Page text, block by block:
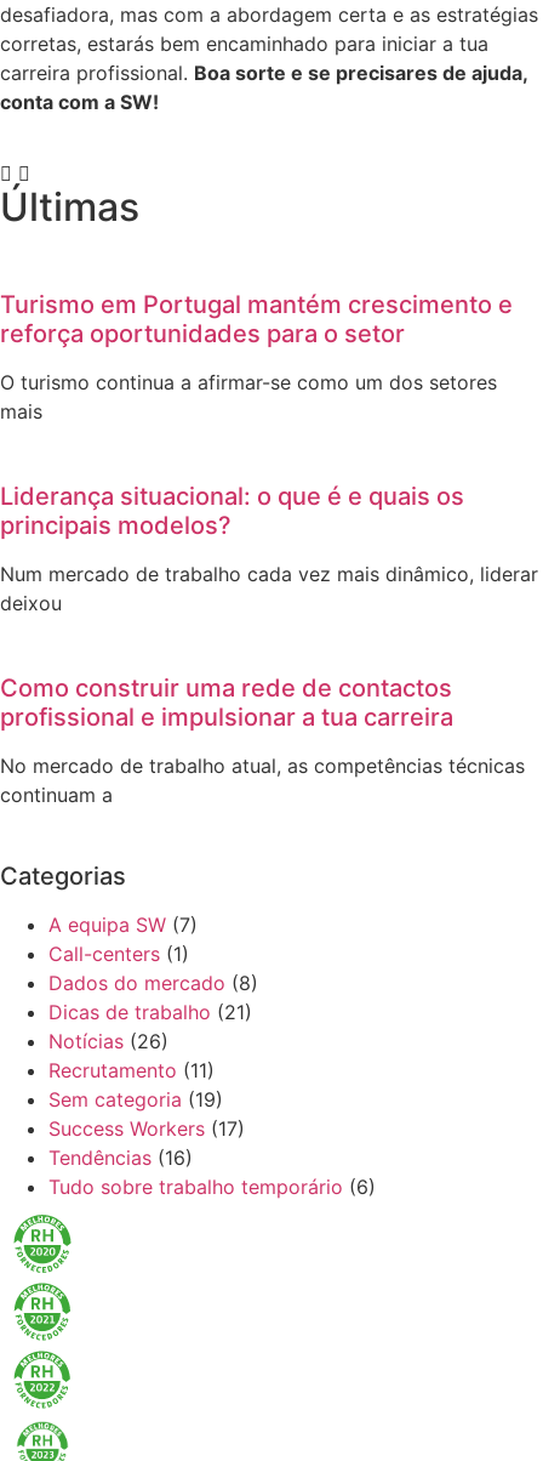
desafiadora, mas com a abordagem certa e as estratégias
corretas, estarás bem encaminhado para iniciar a tua
carreira profissional. Boa sorte e se precisares de ajuda,
conta com a SW!
Últimas
Turismo em Portugal mantém crescimento e
reforça oportunidades para o setor
O turismo continua a afirmar-se como um dos setores
mais
Liderança situacional: o que é e quais os
principais modelos?
Num mercado de trabalho cada vez mais dinâmico, liderar
deixou
Como construir uma rede de contactos
profissional e impulsionar a tua carreira
No mercado de trabalho atual, as competências técnicas
continuam a
Categorias
A equipa SW (7)
Call-centers (1)
Dados do mercado (8)
Dicas de trabalho (21)
Notícias (26)
Recrutamento (11)
Sem categoria (19)
Success Workers (17)
Tendências (16)
Tudo sobre trabalho temporário (6)